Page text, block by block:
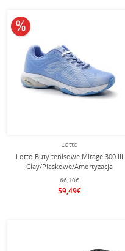
Lotto
Lotto Buty tenisowe Mirage 300 III
Clay/Piaskowe/Amortyzacja
jasnoniebieskie Damskie
66,10€
59,49€
10% obniżone